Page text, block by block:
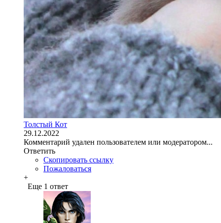
Толстый Кот
29.12.2022
Комментарий удален пользователем или модератором...
Ответить
Скопировать ссылку
Пожаловаться
+
Еще 1 ответ